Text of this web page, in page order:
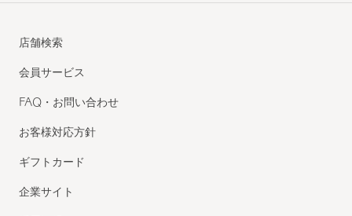
店舗検索
会員サービス
FAQ・お問い合わせ
お客様対応方針
ギフトカード
企業サイト